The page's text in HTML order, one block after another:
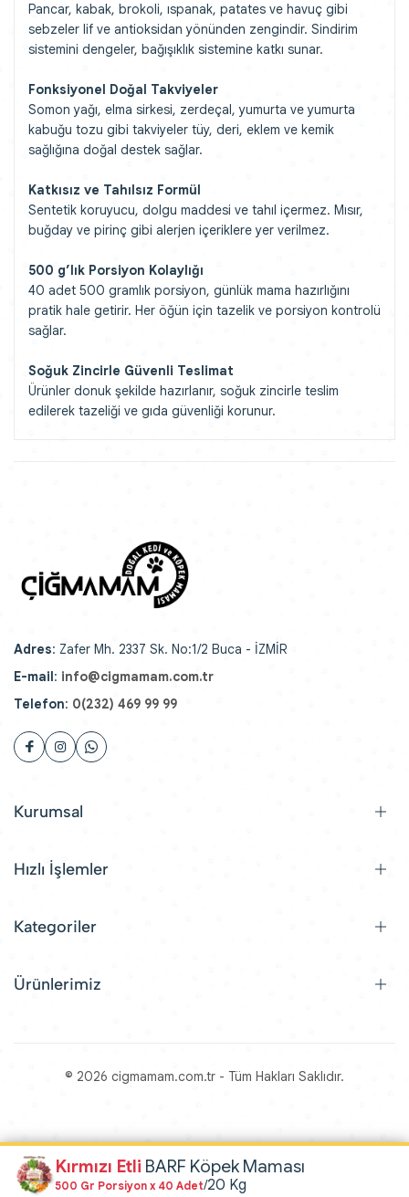
Pancar, kabak, brokoli, ıspanak, patates ve havuç gibi
sebzeler lif ve antioksidan yönünden zengindir. Sindirim
sistemini dengeler, bağışıklık sistemine katkı sunar.
Fonksiyonel Doğal Takviyeler
Somon yağı, elma sirkesi, zerdeçal, yumurta ve yumurta
kabuğu tozu gibi takviyeler tüy, deri, eklem ve kemik
sağlığına doğal destek sağlar.
Katkısız ve Tahılsız Formül
Sentetik koruyucu, dolgu maddesi ve tahıl içermez. Mısır,
buğday ve pirinç gibi alerjen içeriklere yer verilmez.
500 g’lık Porsiyon Kolaylığı
40 adet 500 gramlık porsiyon, günlük mama hazırlığını
pratik hale getirir. Her öğün için tazelik ve porsiyon kontrolü
sağlar.
Soğuk Zincirle Güvenli Teslimat
Ürünler donuk şekilde hazırlanır, soğuk zincirle teslim
edilerek tazeliği ve gıda güvenliği korunur.
Adres: Zafer Mh. 2337 Sk. No:1/2 Buca - İZMİR
E-mail: info@cigmamam.com.tr
Telefon: 0(232) 469 99 99
Kurumsal
Hızlı İşlemler
Kategoriler
Ürünlerimiz
© 2026 cigmamam.com.tr - Tüm Hakları Saklıdır.
Kırmızı Etli BARF Köpek Maması
500 Gr Porsiyon x 40 Adet/20 Kg